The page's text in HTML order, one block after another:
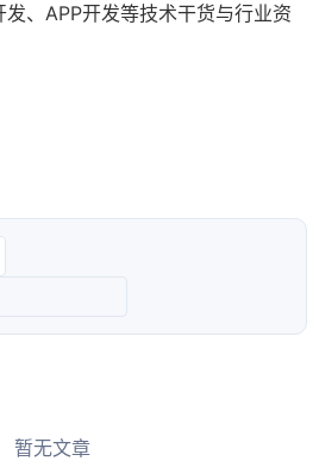
、APP开发等技术干货与行业资
暂无文章